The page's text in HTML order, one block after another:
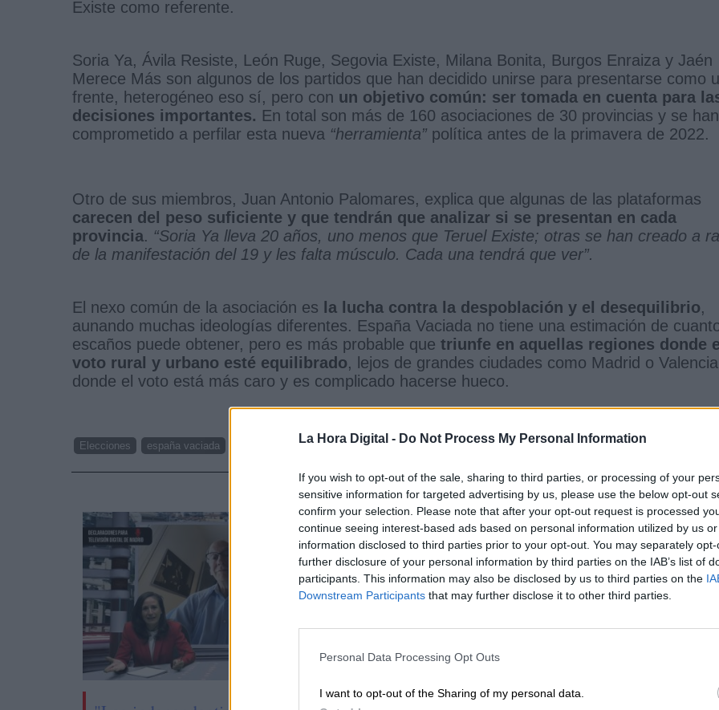
La Hora Digital - Do Not Process My Personal Information
If you wish to opt-out of the sale, sharing to third parties, or processing of your
sensitive information for targeted advertising by us, please use the below opt-out
confirm your selection. Please note that after your opt-out request is processed
continue seeing interest-based ads based on personal information utilized by us
information disclosed to third parties prior to your opt-out. You may separately
further disclosure of your personal information by third parties on the IAB’s list of
participants. This information may also be disclosed by us to third parties on the
Downstream Participants that may further disclose it to other third parties.
Personal Data Processing Opt Outs
I want to opt-out of the Sharing of my personal data.
Existe como referente.
Soria Ya, Ávila Resiste, León Ruge, Segovia Existe, Milana Bonita, Burgos Enraiza y Jaén
Merece Más son algunos de los partidos que han decidido unirse para presentarse como
frente, heterogéneo eso sí, pero con un objetivo común: ser tomada en cuenta para
decisiones importantes. En total son más de 160 asociaciones de 30 provincias y se han
comprometido a perfilar esta nueva “herramienta” política antes de la primavera de 2022.
Otro de sus miembros, Juan Antonio Palomares, explica que algunas de las plataformas
carecen del peso suficiente y que tendrán que analizar si se presentan en cada
provincia. “Soria Ya lleva 20 años, uno menos que Teruel Existe; otras se han creado a
de la manifestación del 19 y les falta músculo. Cada una tendrá que ver”.
El nexo común de la asociación es la lucha contra la despoblación y el desequilibrio,
aunando muchas ideologías diferentes. España Vaciada no tiene una estimación de
escaños puede obtener, pero es más probable que triunfe en aquellas regiones donde
voto rural y urbano esté equilibrado, lejos de grandes ciudades como Madrid o
donde el voto está más caro y es complicado hacerse hueco.
Elecciones españa vaciada
NOTICIAS RELACIONADAS